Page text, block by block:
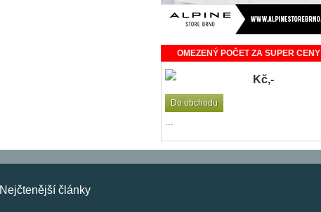
OMEZENÝ POČET ZA SUPER CENY
Kč,-
Do obchodu
Nejčtenější články